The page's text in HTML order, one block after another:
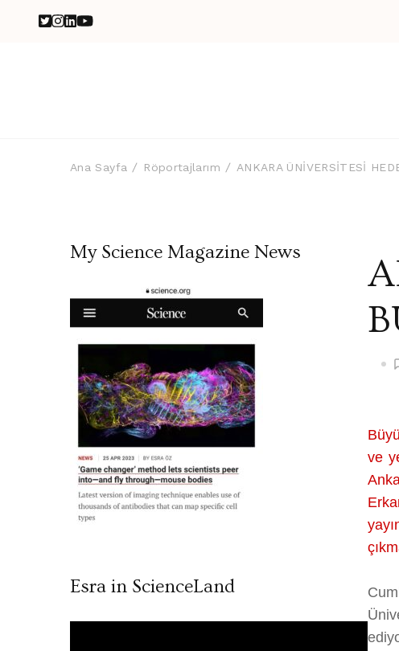
Ana Sayfa Röportajlarım ANKARA ÜNİVERSİTESİ
ve
My Science Magazine News
Esra in ScienceLand